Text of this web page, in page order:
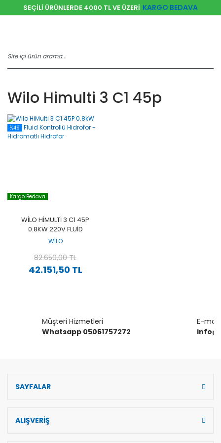
SEÇİLİ ÜRÜNLERDE 4000 TL VE ÜZERİ KARGO BEDAVA
Wilo Himulti 3 C1 45p
%49
Kargo Bedava
WILO HIMULTI 3 C1 45P
0.8KW 220V FLUID
KONTROLLÜ HIDROFOR -
WİLO
42.151,50 TL
82.650,00 TL
Müşteri Hizmetleri
Whatsapp 05061757272
E-mail
SAYFALAR
ALIŞVERİŞ